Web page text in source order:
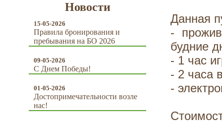
Новости
15-05-2026
Правила бронирования и
пребывания на БО 2026
09-05-2026
С Днем Победы!
01-05-2026
Достопримечательности возле
нас!
Данная
-
будние
- 1 час
- 2 часа
-